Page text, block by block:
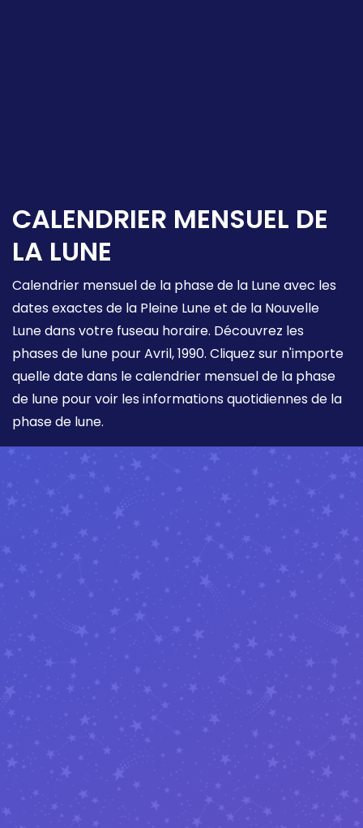
CALENDRIER MENSUEL DE
LA LUNE
Calendrier mensuel de la phase de la Lune avec les
dates exactes de la Pleine Lune et de la Nouvelle
Lune dans votre fuseau horaire. Découvrez les
phases de lune pour Avril, 1990. Cliquez sur n'importe
quelle date dans le calendrier mensuel de la phase
de lune pour voir les informations quotidiennes de la
phase de lune.